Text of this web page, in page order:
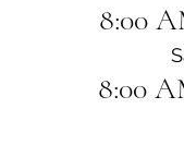
8:00
8:00